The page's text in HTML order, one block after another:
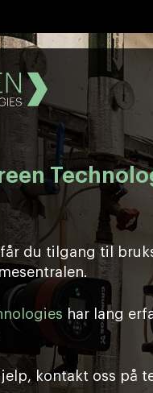
får du tilgang til
har lang
kontakt oss på